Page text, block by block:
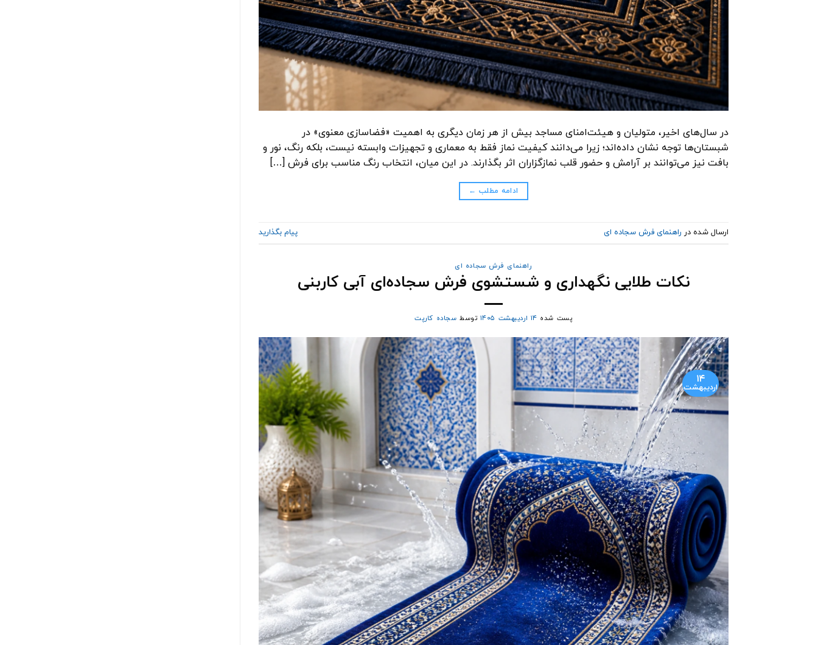
در سال‌های اخیر، متولیان و هیئت‌امنای مساجد بیش از هر زمان دیگری به اهمیت «فضاسازی معنوی» در
شبستان‌ها توجه نشان داده‌اند؛ زیرا می‌دانند کیفیت نماز فقط به معماری و تجهیزات وابسته نیست، بلکه رنگ، نور و
بافت نیز می‌توانند بر آرامش و حضور قلب نمازگزاران اثر بگذارند. در این میان، انتخاب رنگ مناسب برای فرش […]
ادامه مطلب ←
ارسال شده در راهنمای فرش سجاده ای پیام بگذارید
راهنمای فرش سجاده ای
نکات طلایی نگهداری و شستشوی فرش سجاده‌ای آبی کاربنی
پست شده ۱۴ اردیبهشت ۱۴۰۵ توسط سجاده کارپت
۱۴
اردیبهشت